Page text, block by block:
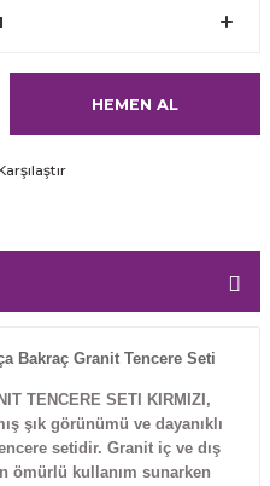
HEMEN AL
Bakraç Granit Tencere Seti
TENCERE SETI KIRMIZI,
şık görünümü ve dayanıklı
setidir. Granit iç ve dış
ömürlü kullanım sunarken